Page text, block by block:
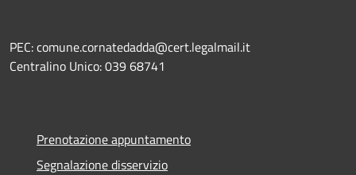
PEC: comune.cornatedadda@cert.legalmail.it
Centralino Unico: 039 68741
Prenotazione appuntamento
Segnalazione disservizio